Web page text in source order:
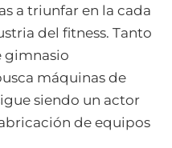
a triunfar en la cada
del fitness. Tanto
gimnasio
máquinas de
siendo un actor
de equipos